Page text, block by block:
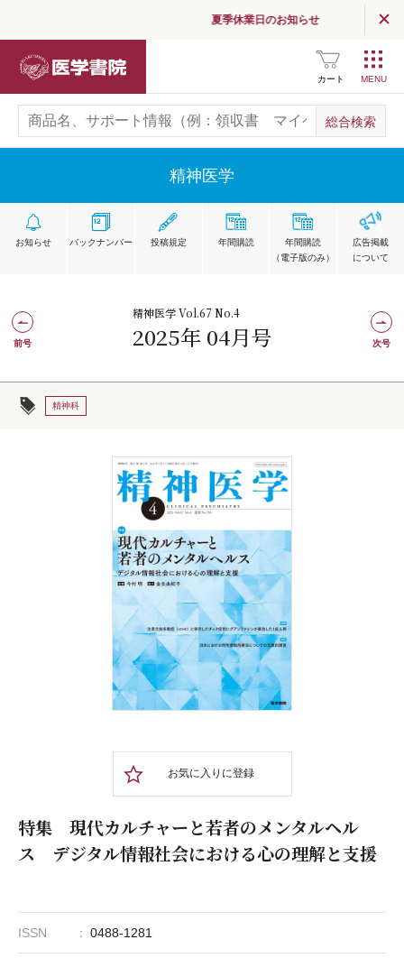
夏季休業日のお知らせ
カート
精神医学
お知らせ バックナンバー 投稿規定 年間購読
年間購読
（電子版のみ）
広告掲載
について
精神医学 Vol.67 No.4
2025年 04月号
前号 次号
精神科
お気に入りに登録
特集 現代カルチャーと若者のメンタルヘル
ス デジタル情報社会における心の理解と支援
ISSN 0488-1281